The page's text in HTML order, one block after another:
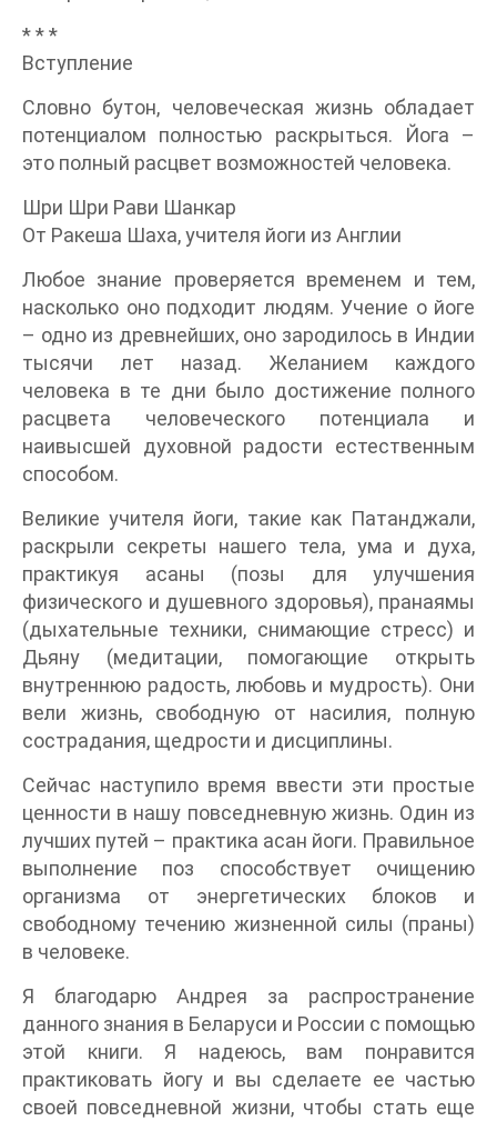
* * *
Вступление
Словно бутон, человеческая жизнь обладает
потенциалом полностью раскрыться. Йога –
это полный расцвет возможностей человека.
Шри Шри Рави Шанкар
От Ракеша Шаха, учителя йоги из Англии
Любое знание проверяется временем и тем,
насколько оно подходит людям. Учение о йоге
– одно из древнейших, оно зародилось в Индии
тысячи лет назад. Желанием каждого
человека в те дни было достижение полного
расцвета человеческого потенциала и
наивысшей духовной радости естественным
способом.
Великие учителя йоги, такие как Патанджали,
раскрыли секреты нашего тела, ума и духа,
практикуя асаны (позы для улучшения
физического и душевного здоровья), пранаямы
(дыхательные техники, снимающие стресс) и
Дьяну (медитации, помогающие открыть
внутреннюю радость, любовь и мудрость). Они
вели жизнь, свободную от насилия, полную
сострадания, щедрости и дисциплины.
Сейчас наступило время ввести эти простые
ценности в нашу повседневную жизнь. Один из
лучших путей – практика асан йоги. Правильное
выполнение поз способствует очищению
организма от энергетических блоков и
свободному течению жизненной силы (праны)
в человеке.
Я благодарю Андрея за распространение
данного знания в Беларуси и России с помощью
этой книги. Я надеюсь, вам понравится
практиковать йогу и вы сделаете ее частью
своей повседневной жизни, чтобы стать еще